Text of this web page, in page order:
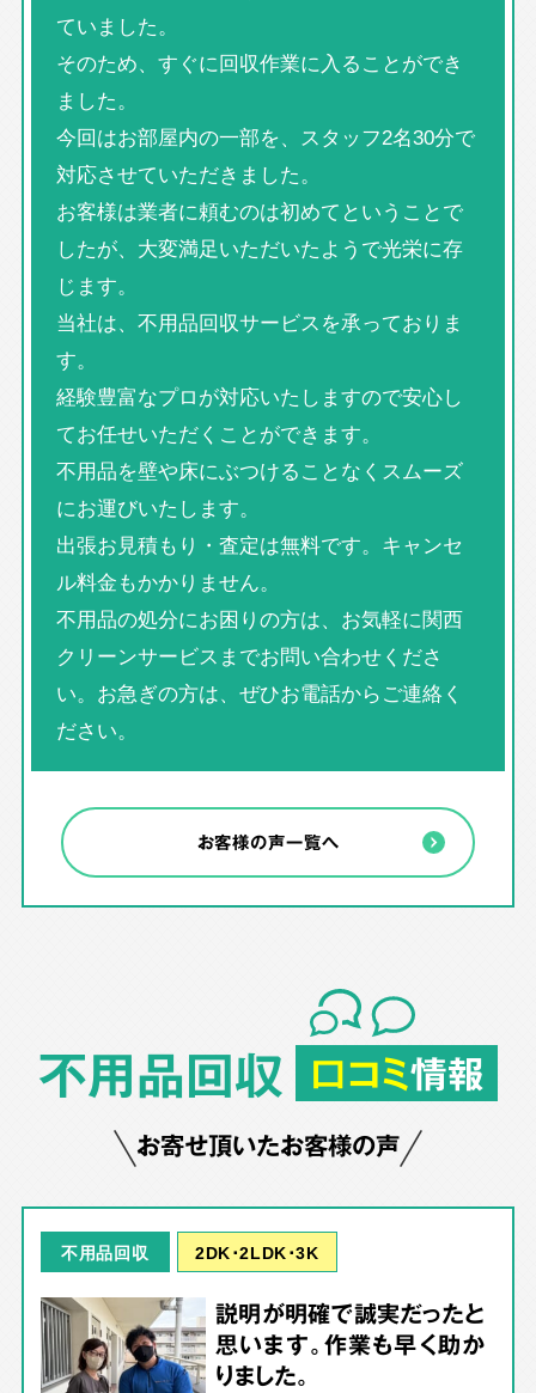
ていました。
そのため、すぐに回収作業に入ることができ
ました。
今回はお部屋内の一部を、スタッフ2名30分で
対応させていただきました。
お客様は業者に頼むのは初めてということで
したが、大変満足いただいたようで光栄に存
じます。
当社は、不用品回収サービスを承っておりま
す。
経験豊富なプロが対応いたしますので安心し
てお任せいただくことができます。
不用品を壁や床にぶつけることなくスムーズ
にお運びいたします。
出張お見積もり・査定は無料です。キャンセ
ル料金もかかりません。
不用品の処分にお困りの方は、お気軽に関西
クリーンサービスまでお問い合わせくださ
い。お急ぎの方は、ぜひお電話からご連絡く
ださい。
お客様の声一覧へ
不用品回収 口コミ情報
お寄せ頂いたお客様の声
不用品回収 2DK･2LDK･3K
説明が明確で誠実だったと
思います。作業も早く助か
りました。